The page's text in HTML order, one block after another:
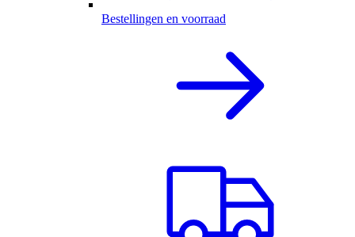
Bestellingen en voorraad